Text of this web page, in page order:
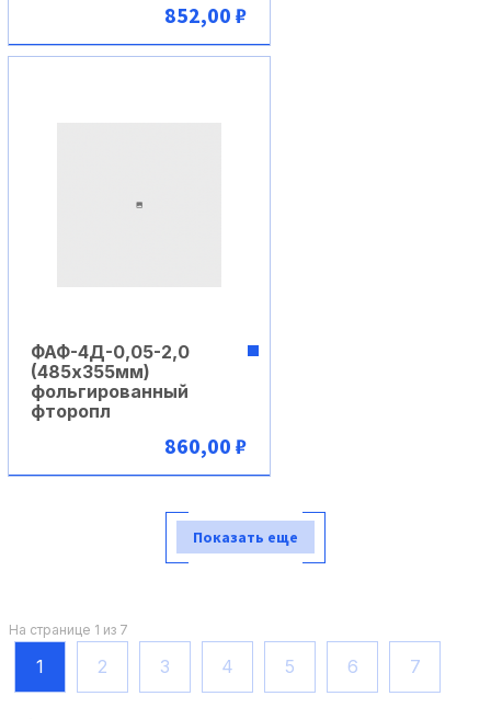
В корзину
852,00 ₽
ФАФ-4Д-0,05-2,0
(485х355мм)
фольгированный
фторопл
860,00 ₽
Показать еще
На странице 1 из 7
1 2 3 4 5 6 7